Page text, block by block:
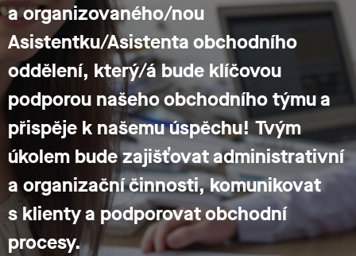
a organizovaného/nou
Asistentku/Asistenta obchodního
oddělení, který/á bude klíčovou
podporou našeho obchodního týmu a
přispěje k našemu úspěchu! Tvým
úkolem bude zajišťovat administrativní
a organizační činnosti, komunikovat
s klienty a podporovat obchodní
procesy.